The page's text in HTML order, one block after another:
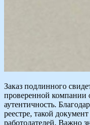
Заказ подлинного
проверенной компании
аутентичность.
реестре, такой
работодателей. Важно